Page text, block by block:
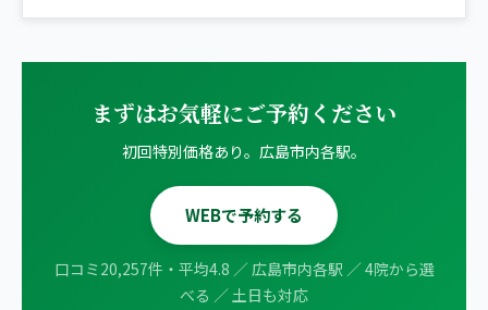
まずはお気軽にご予約ください
初回特別価格あり。広島市内各駅。
WEBで予約する
口コミ20,257件・平均4.8 ／ 広島市内各駅 ／ 4院から選
べる ／ 土日も対応